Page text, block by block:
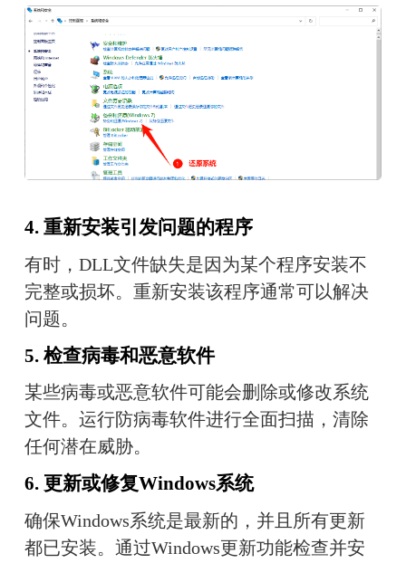
4. 重新安装引发问题的程序
有时，DLL文件缺失是因为某个程序安装不
完整或损坏。重新安装该程序通常可以解决
问题。
5. 检查病毒和恶意软件
某些病毒或恶意软件可能会删除或修改系统
文件。运行防病毒软件进行全面扫描，清除
任何潜在威胁。
6. 更新或修复Windows系统
确保Windows系统是最新的，并且所有更新
都已安装。通过Windows更新功能检查并安